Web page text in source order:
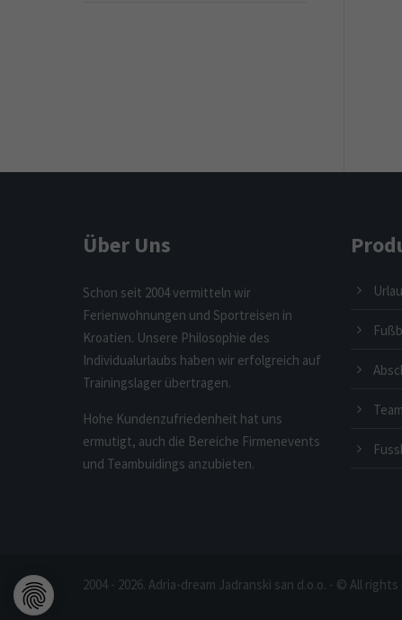
Über Uns
Schon seit 2004 vermitteln wir
Ferienwohnungen und Sportreisen in
Kroatien. Unsere Philosophie des
Individualurlaubs haben wir erfolgreich auf
Trainingslager übertragen.
Hohe Kundenzufriedenheit hat uns
ermutigt, auch die Bereiche Firmenevents
und Teambuidings anzubieten.
2004 - 2026. Adria-dream Jadranski san d.o.o. - © All